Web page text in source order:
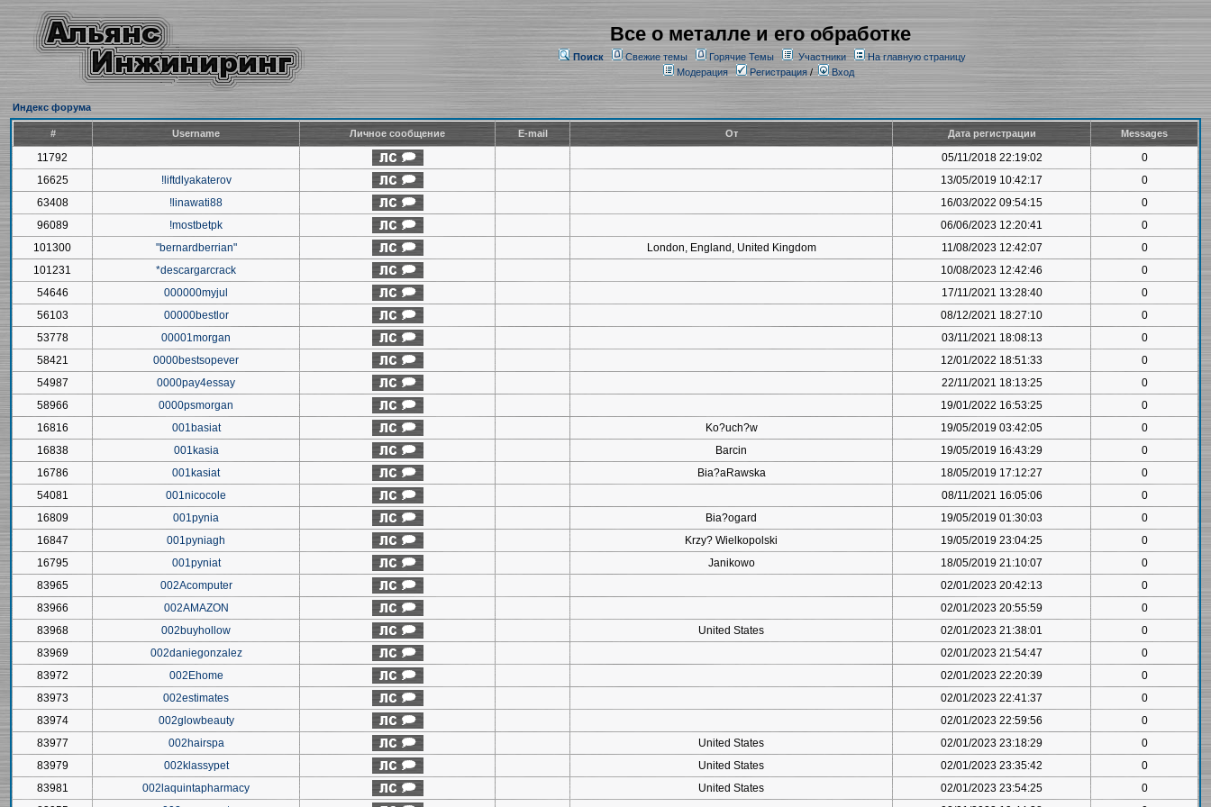
Все о металле и его обработке
Поиск Свежие темы Горячие Темы Участники
На главную страницу
Модерация
Регистрация/ Вход
Индекс форума
# Username Личное сообщение E-mail От Дата регистрации Messages
11792 05/11/2018 22:19:02
0
16625
!liftdlyakaterov 13/05/2019 10:42:17
0
63408
!linawati88 16/03/2022 09:54:15
0
96089
!mostbetpk 06/06/2023 12:20:41
0
101300
"bernardberrian" London, England, United Kingdom 11/08/2023 12:42:07
0
101231
*descargarcrack 10/08/2023 12:42:46
0
54646
000000myjul 17/11/2021 13:28:40
0
56103
00000bestlor 08/12/2021 18:27:10
0
53778
00001morgan 03/11/2021 18:08:13
0
58421
0000bestsopever 12/01/2022 18:51:33
0
54987
0000pay4essay 22/11/2021 18:13:25
0
58966
0000psmorgan 19/01/2022 16:53:25
0
16816
001basiat Ko?uch?w 19/05/2019 03:42:05
0
16838
001kasia Barcin 19/05/2019 16:43:29
0
16786
001kasiat Bia?aRawska 18/05/2019 17:12:27
0
54081
001nicocole 08/11/2021 16:05:06
0
16809
001pynia Bia?ogard 19/05/2019 01:30:03
0
16847
001pyniagh Krzy? Wielkopolski 19/05/2019 23:04:25
0
16795
001pyniat Janikowo 18/05/2019 21:10:07
0
83965
002Acomputer 02/01/2023 20:42:13
0
83966
002AMAZON 02/01/2023 20:55:59
0
83968
002buyhollow United States 02/01/2023 21:38:01
0
83969
002daniegonzalez 02/01/2023 21:54:47
0
83972
002Ehome 02/01/2023 22:20:39
0
83973
002estimates 02/01/2023 22:41:37
0
83974
002glowbeauty 02/01/2023 22:59:56
0
83977
002hairspa United States 02/01/2023 23:18:29
0
83979
002klassypet United States 02/01/2023 23:35:42
0
83981
002laquintapharmacy United States 02/01/2023 23:54:25
0